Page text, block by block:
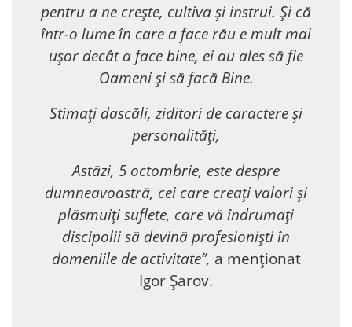
pentru a ne crește, cultiva și instrui. Și că
într-o lume în care a face rău e mult mai
ușor decât a face bine, ei au ales să fie
Oameni și să facă Bine.
Stimați dascăli, ziditori de caractere și
personalități,
Astăzi, 5 octombrie, este despre
dumneavoastră, cei care creați valori și
plăsmuiți suflete, care vă îndrumați
discipolii să devină profesioniști în
domeniile de activitate”, a menționat
Igor Șarov.